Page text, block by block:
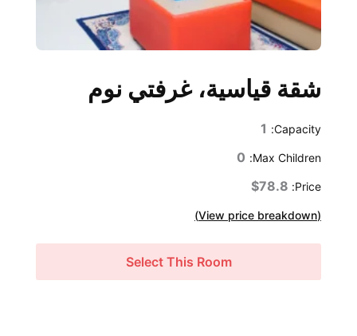
شقة قياسية، غرفتي نوم
Capacity:
1
Max Children:
0
Price:
$78.8
(View price breakdown)
Select This Room